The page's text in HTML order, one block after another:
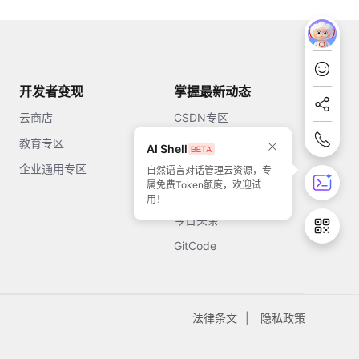
开发者变现
云商店
教育专区
企业通用专区
掌握最新动态
CSDN专区
知乎
开源中国
今日头条
GitCode
法律条文 隐私政策
AI Shell
自然语言对话管理云资源，专
属免费Token额度，欢迎试
用！